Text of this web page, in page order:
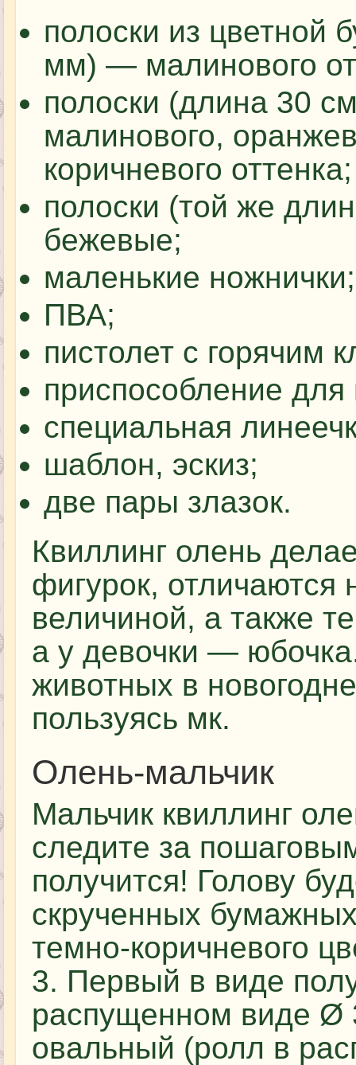
полоски из цветной
мм) — малинового
полоски (длина 30
малинового,
коричневого оттенка;
полоски (той же
бежевые;
маленькие ножнички;
ПВА;
пистолет с горячим
приспособление для
специальная
шаблон, эскиз;
две пары злазок.
Квиллинг олень
фигурок,
величиной, а также
а у девочки —
животных в
пользуясь мк.
Олень-мальчик
Мальчик квиллинг
следите за
получится! Голову
скрученных
темно-коричневого
3. Первый в виде
распущенном виде Ø
овальный (ролл в